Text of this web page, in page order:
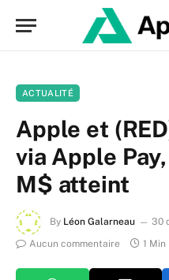
ACTUALITÉ
Apple et
via Apple
M$ atteint
By Léon Galarneau
30
Aucun commentaire
1 Min